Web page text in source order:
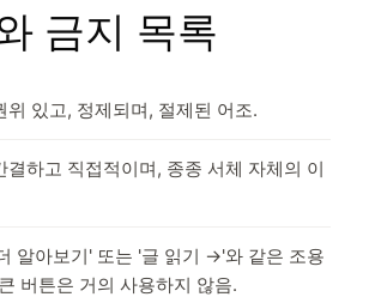
금지 목록
위 있고, 정제되며, 절제된 어조.
결하고 직접적이며, 종종 서체 자체의 이
알아보기' 또는 '글 읽기 →'와 같은 조용
버튼은 거의 사용하지 않음.